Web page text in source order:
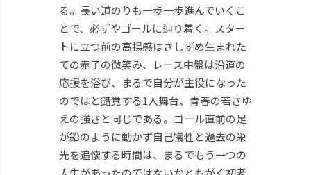
ー
る。長い道のりも一歩一歩進んでいくこ
とで、必ずやゴールに辿り着く。スター
トに立つ前の高揚感はさしずめ生まれた
ての赤子の微笑み、レース中盤は沿道の
応援を浴び、まるで自分が主役になった
のではと錯覚する1人舞台、青春の若さゆ
えの強さと同じである。ゴール直前の足
が鉛のように動かず自己犠牲と過去の栄
光を追懐する時間は、まるでもう一つの